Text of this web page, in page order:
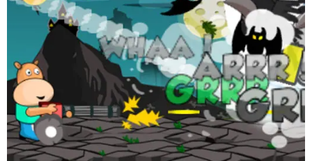
Hole.io
物を吸い込むことで巨大化する穴が、街全体を吸い落
とすアクショ...
エヴァンゲリオン まごころを、...
実機スロット「エヴァンゲリオン まごころを、君
に」をシミュレ...
Arkanoid
タイトーが開発したアーケードゲーム「アルカノイ